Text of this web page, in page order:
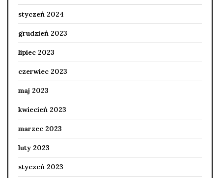
styczeń 2024
grudzień 2023
lipiec 2023
czerwiec 2023
maj 2023
kwiecień 2023
marzec 2023
luty 2023
styczeń 2023